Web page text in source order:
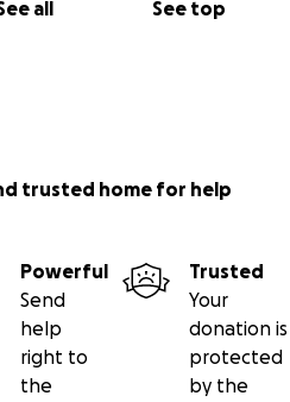
all See top
trusted home for help
Powerful
Send
help
right to
the
Trusted
Your
donation is
protected
by the